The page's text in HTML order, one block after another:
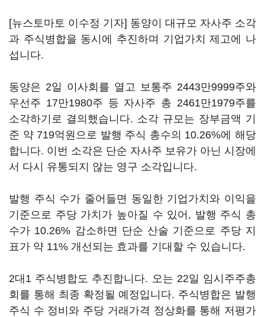
[뉴스토마토 이수정 기자] 동양이 대규모 자사주 소각
과 주식병합을 동시에 추진하며 기업가치 제고에 나
섭니다.
동양은 2일 이사회를 열고 보통주 2443만9999주와
우선주 17만1980주 등 자사주 총 2461만1979주를
소각하기로 결의했습니다. 소각 규모는 장부금액 기
준 약 719억원으로 발행 주식 총수의 10.26%에 해당
합니다. 이번 소각은 단순 자사주 보유가 아닌 시장에
서 다시 유통되지 않는 영구 소각입니다.
발행 주식 수가 줄어들면 동일한 기업가치와 이익을
기준으로 주당 가치가 높아질 수 있어, 발행 주식 총
수가 10.26% 감소하면 단순 산술 기준으로 주당 지
표가 약 11% 개선되는 효과를 기대할 수 있습니다.
2대1 주식병합도 추진합니다. 오는 22일 임시주주총
회를 통해 최종 확정될 예정입니다. 주식병합은 발행
주식 수 정비와 주당 거래가격 정상화를 통해 저평가